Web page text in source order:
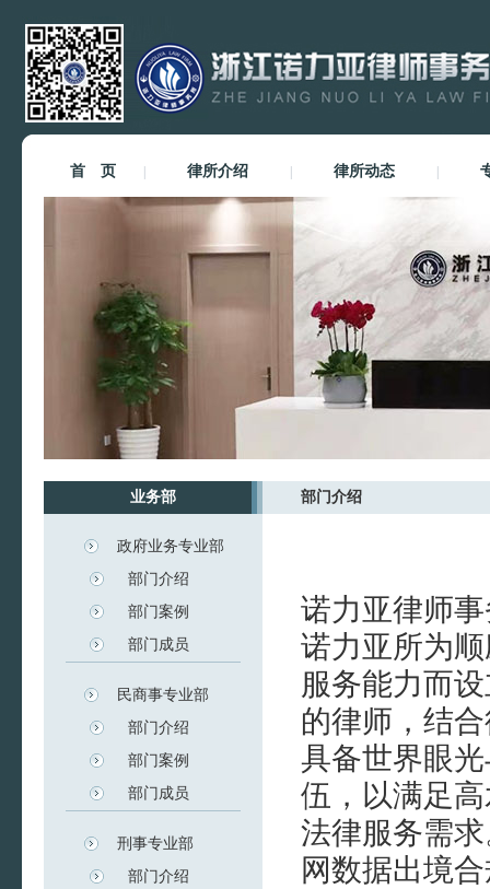
首 页 律所介绍 律所动态
业务部
政府业务专业部
部门介绍
部门案例
部门成员
民商事专业部
部门介绍
部门案例
部门成员
刑事专业部
部门介绍
部门介绍
诺力亚律师
诺力亚所为
服务能力而
的律师，结
具备世界眼
伍，以满足
法律服务需
网数据出境